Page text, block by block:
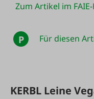
Zum Artikel im
P Für diesen
KERBL Leine